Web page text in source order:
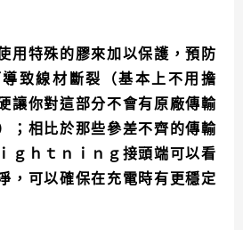
用特殊的膠來加以保護，預防
致線材斷裂（基本上不用擔
讓你對這部分不會有原廠傳輸
；相比於那些參差不齊的傳輸
ｇｈｔｎｉｎｇ接頭端可以看
，可以確保在充電時有更穩定